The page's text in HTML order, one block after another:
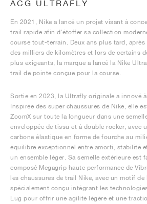
ACG ULTRAFLY
En 2021, Nike a lancé un projet visant à
trail rapide afin d'étoffer sa collection
course tout-terrain. Deux ans plus tard,
des milliers de kilomètres et lors de certains
plus exigeants, la marque a lancé la Nike
trail de pointe conçue pour la course.
Sortie en 2023, la Ultrafly originale a innové
Inspirée des super chaussures de Nike, elle
ZoomX sur toute la longueur dans une
enveloppée de tissu et à double rocker, avec
carbone élastique en forme de fourche au
équilibre exceptionnel entre amorti, stabilité
un ensemble léger. Sa semelle extérieure est
composé Megagrip haute performance de
les chaussures de trail Nike, avec un motif de
spécialement conçu intégrant les
Lug pour offrir une agilité légère et une